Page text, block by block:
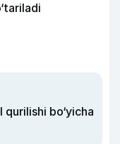
qurilishi bo‘yicha